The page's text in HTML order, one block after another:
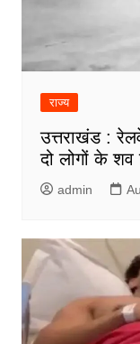
राज्य
उत्तराखंड :
दो लोगों के
admin